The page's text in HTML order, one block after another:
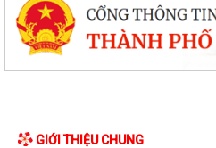
GIỚI THIỆU CHUNG